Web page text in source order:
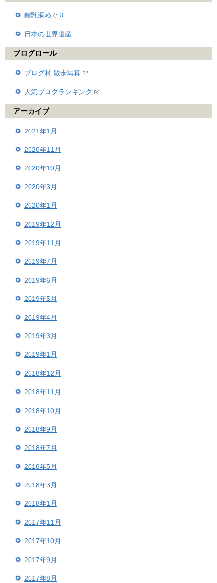
鍾乳洞めぐり
日本の世界遺産
ブログロール
ブログ村 散歩写真
人気ブログランキング
アーカイブ
2021年1月
2020年11月
2020年10月
2020年3月
2020年1月
2019年12月
2019年11月
2019年7月
2019年6月
2019年5月
2019年4月
2019年3月
2019年1月
2018年12月
2018年11月
2018年10月
2018年9月
2018年7月
2018年5月
2018年3月
2018年1月
2017年11月
2017年10月
2017年9月
2017年8月